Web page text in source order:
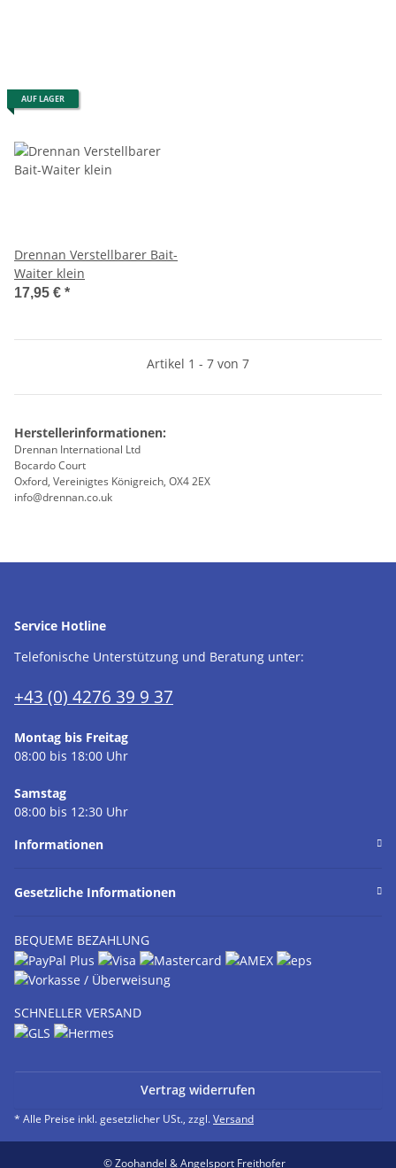
AUF LAGER
Drennan Verstellbarer Bait-
Waiter klein
17,95 € *
Artikel 1 - 7 von 7
Herstellerinformationen:
Drennan International Ltd
Bocardo Court
Oxford, Vereinigtes Königreich, OX4 2EX
info@drennan.co.uk
Service Hotline
Telefonische Unterstützung und Beratung unter:
+43 (0) 4276 39 9 37
Montag bis Freitag
08:00 bis 18:00 Uhr
Samstag
08:00 bis 12:30 Uhr
Informationen
Gesetzliche Informationen
BEQUEME BEZAHLUNG
SCHNELLER VERSAND
Vertrag widerrufen
* Alle Preise inkl. gesetzlicher USt., zzgl.Versand
© Zoohandel & Angelsport Freithofer